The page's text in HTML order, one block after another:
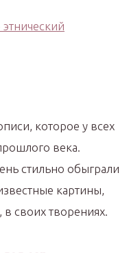
которое у всех
века.
стильно обыграли
картины,
в своих творениях.